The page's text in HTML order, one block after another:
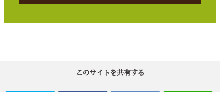
このサイトを共有する